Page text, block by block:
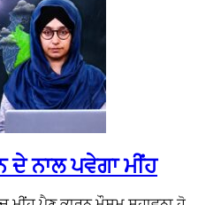
ਦੇ ਨਾਲ ਪਵੇਗਾ ਮੀਂਹ